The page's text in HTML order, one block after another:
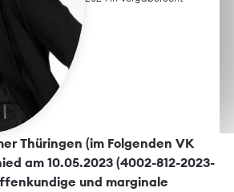
Thüringen (im Folgenden VK
am 10.05.2023 (4002-812-2023-
und marginale